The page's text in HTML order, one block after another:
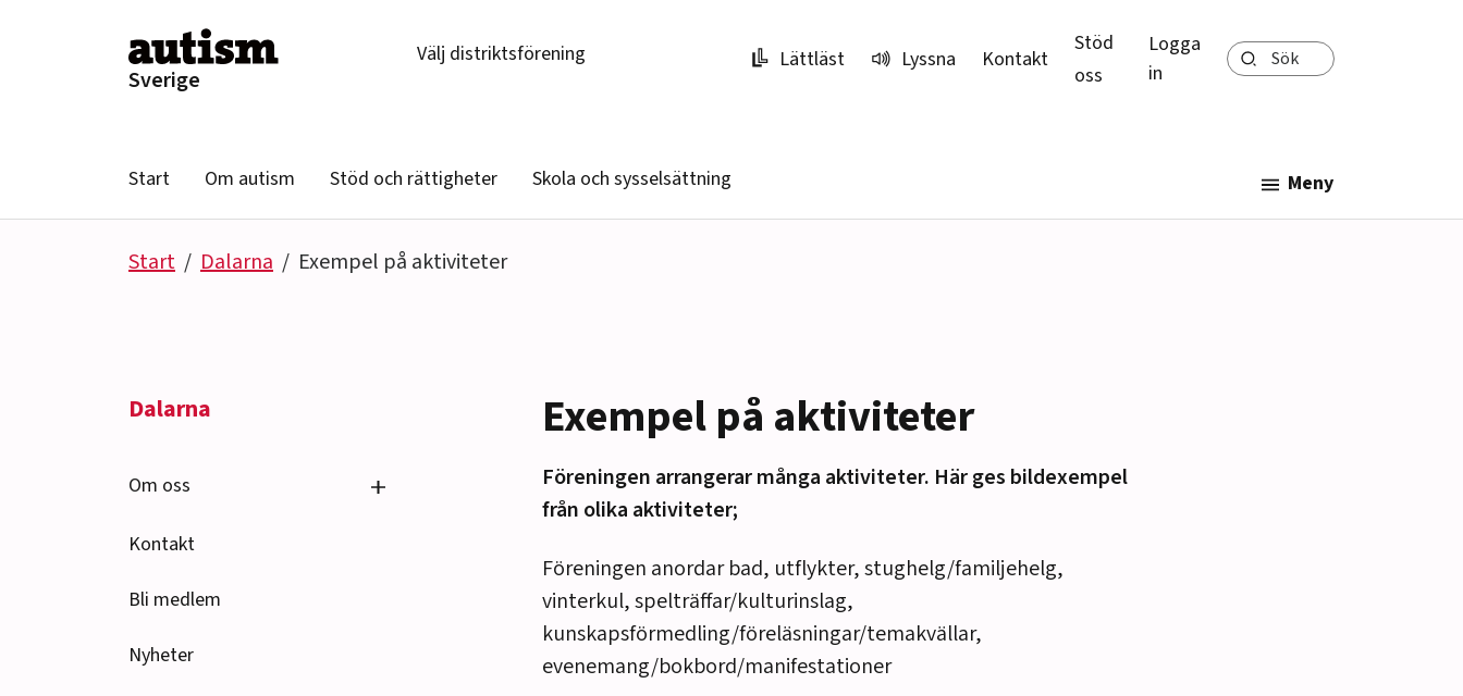
Sverige
Välj distriktsförening Lättläst Lyssna Kontakt
Stöd
oss
Logga
in
Sök
Start Om autism Stöd och rättigheter Skola och sysselsättning Meny
Start Dalarna Exempel på aktiviteter
Dalarna
Om oss Se undersidor
Kontakt
Bli medlem
Nyheter
Exempel på aktiviteter
Föreningen arrangerar många aktiviteter. Här ges bildexempel
från olika aktiviteter;
Föreningen anordar bad, utflykter, stughelg/familjehelg,
vinterkul, spelträffar/kulturinslag,
kunskapsförmedling/föreläsningar/temakvällar,
evenemang/bokbord/manifestationer